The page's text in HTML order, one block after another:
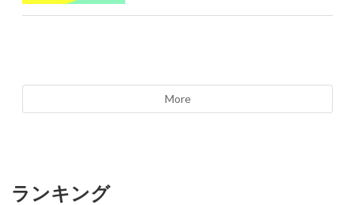
More
ランキング